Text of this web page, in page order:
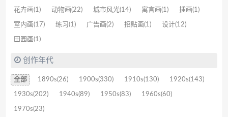
花卉画(1) 动物画(22) 城市风光(14) 寓言画(1) 插画(1)
室内画(17) 练习(1) 广告画(2) 招贴画(1) 设计(12)
田园画(1)
创作年代
全部 1890s(26) 1900s(330) 1910s(130) 1920s(143)
1930s(202) 1940s(89) 1950s(83) 1960s(60)
1970s(23)